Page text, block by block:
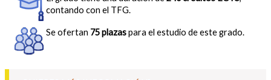
contando con el TFG.
Se ofertan 75 plazaspara el estudio de este grado.